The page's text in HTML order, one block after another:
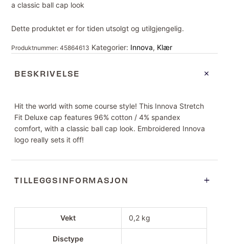
a classic ball cap look
Dette produktet er for tiden utsolgt og utilgjengelig.
Produktnummer:45864613 Kategorier: Innova, Klær
BESKRIVELSE
Hit the world with some course style! This Innova Stretch
Fit Deluxe cap features 96% cotton / 4% spandex
comfort, with a classic ball cap look. Embroidered Innova
logo really sets it off!
TILLEGGSINFORMASJON
Vekt 0,2 kg
Disctype